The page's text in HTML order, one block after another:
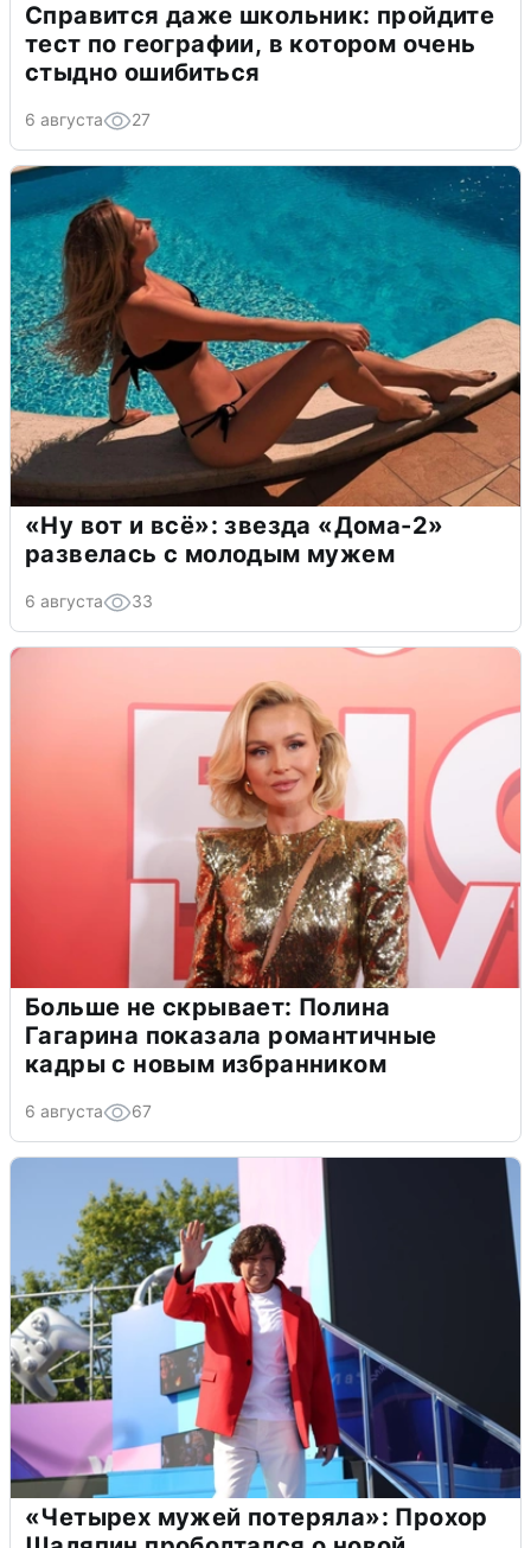
Справится даже школьник: пройдите
тест по географии, в котором очень
стыдно ошибиться
6 августа 27
«Ну вот и всё»: звезда «Дома-2»
развелась с молодым мужем
6 августа 33
Больше не скрывает: Полина
Гагарина показала романтичные
кадры с новым избранником
6 августа 67
«Четырех мужей потеряла»: Прохор